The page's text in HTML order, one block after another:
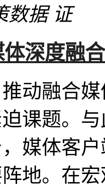
数据
深度融
动融合
课题。
媒体客
地。在